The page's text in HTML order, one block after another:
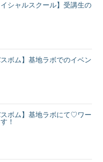
イシャルスクール】受講生の
スボム】基地ラボでのイベン
スボム】基地ラボにて♡ワー
！